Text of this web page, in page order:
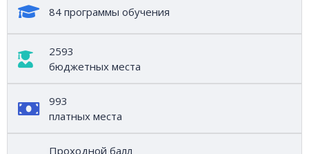
84 программы обучения
2593
бюджетных места
993
платных места
Проходной балл